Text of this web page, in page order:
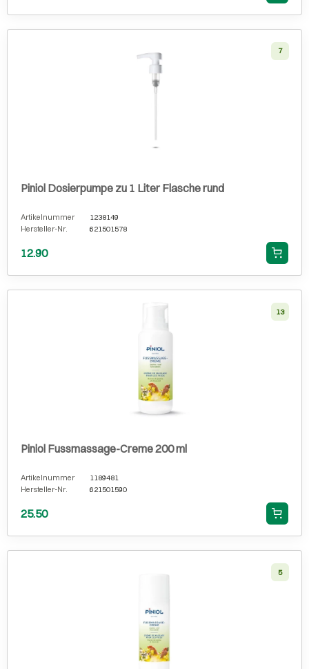
7
Piniol Dosierpumpe zu 1 Liter Flasche rund
Artikelnummer
1238149
Hersteller-Nr.
621501578
12.90
13
Piniol Fussmassage-Creme 200 ml
Artikelnummer
1189481
Hersteller-Nr.
621501590
25.50
5